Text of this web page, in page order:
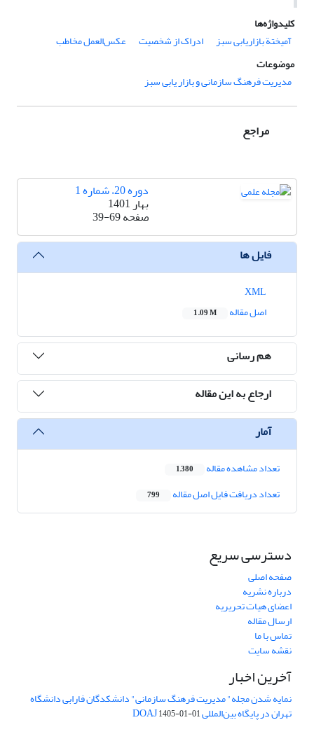
کلیدواژه‌ها
آمیختة بازاریابی سبز
ادراک از شخصیت
عکس‌العمل مخاطب
موضوعات
مدیریت فرهنگ سازمانی و بازار یابی سبز
مراجع
دوره 20، شماره 1
بهار 1401
صفحه39-69
فایل ها
اصل مقاله
1.09 M
هم رسانی
ارجاع به این مقاله
آمار
تعداد مشاهده مقاله 1,380
تعداد دریافت فایل اصل مقاله 799
دسترسی سریع
صفحه اصلی
درباره نشریه
اعضای هیات تحریریه
ارسال مقاله
تماس با ما
نقشه سایت
آخرین اخبار
نمایه شدن مجله" مدیریت فرهنگ سازمانی" دانشکدگان فارابی دانشگاه
تهران در پایگاه بین‌المللی DOAJ1405-01-01